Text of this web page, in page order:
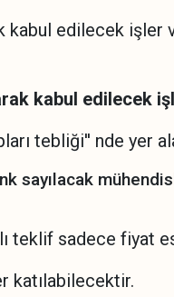
kabul edilecek işler
kabul edilecek
tebliği'' nde yer
sayılacak
teklif sadece fiyat
katılabilecektir.